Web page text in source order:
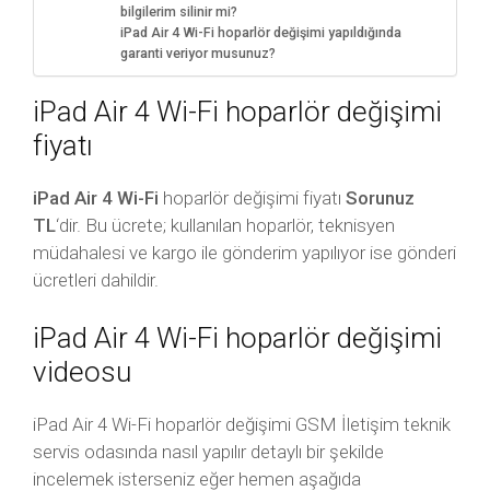
bilgilerim silinir mi?
iPad Air 4 Wi-Fi hoparlör değişimi yapıldığında
garanti veriyor musunuz?
iPad Air 4 Wi-Fi hoparlör değişimi
fiyatı
iPad Air 4 Wi-Fi hoparlör değişimi fiyatı Sorunuz
TL‘dir. Bu ücrete; kullanılan hoparlör, teknisyen
müdahalesi ve kargo ile gönderim yapılıyor ise gönderi
ücretleri dahildir.
iPad Air 4 Wi-Fi hoparlör değişimi
videosu
iPad Air 4 Wi-Fi hoparlör değişimi GSM İletişim teknik
servis odasında nasıl yapılır detaylı bir şekilde
incelemek isterseniz eğer hemen aşağıda